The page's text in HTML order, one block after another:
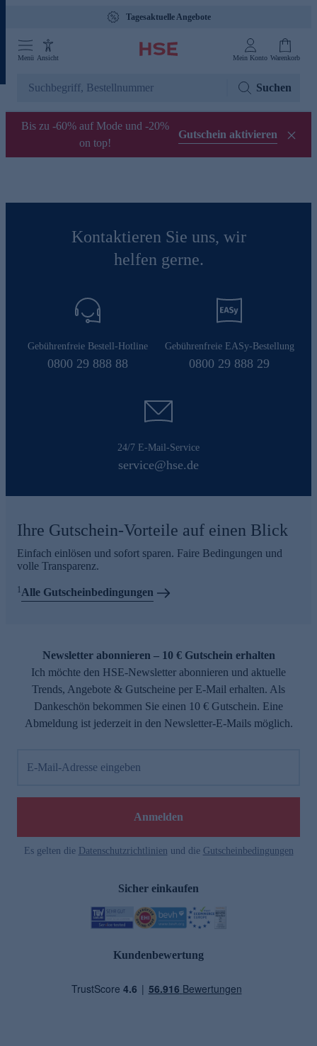
Tagesaktuelle Angebote
Menü Ansicht Mein Konto Warenkorb
Suchen
Bis zu -60% auf Mode und -20%
on top!
Gutschein aktivieren
Kontaktieren Sie uns, wir
helfen gerne.
Gebührenfreie Bestell-Hotline
0800 29 888 88
Gebührenfreie EASy-Bestellung
0800 29 888 29
24/7 E-Mail-Service
service@hse.de
Ihre Gutschein-Vorteile auf einen Blick
Einfach einlösen und sofort sparen. Faire Bedingungen und
volle Transparenz.
1Alle Gutscheinbedingungen
Newsletter abonnieren – 10 € Gutschein erhalten
Ich möchte den HSE-Newsletter abonnieren und aktuelle
Trends, Angebote & Gutscheine per E-Mail erhalten. Als
Dankeschön bekommen Sie einen 10 € Gutschein. Eine
Abmeldung ist jederzeit in den Newsletter-E-Mails möglich.
E-Mail-Adresse eingeben
Anmelden
Es gelten die Datenschutzrichtlinien und die Gutscheinbedingungen
Sicher einkaufen
Kundenbewertung